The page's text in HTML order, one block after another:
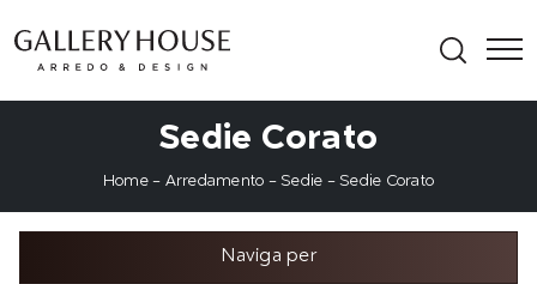
Sedie Corato
Home- Arredamento -Sedie -Sedie Corato
Naviga per